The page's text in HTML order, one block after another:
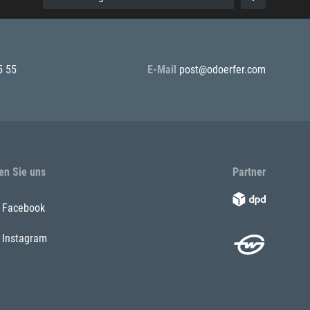
55 E-Mail post@odoerfer.com
Sie uns
Facebook
Instagram
Partner